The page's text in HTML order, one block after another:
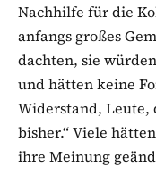
Nachhilfe für die
anfangs großes
dachten, sie
und hätten keine
Widerstand, Leute,
bisher.“ Viele
ihre Meinung